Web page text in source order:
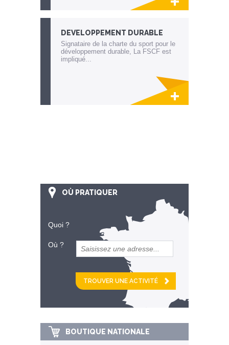
DEVELOPPEMENT DURABLE
Signataire de la charte du sport pour le
développement durable, La FSCF est
impliqué...
OÙ PRATIQUER
Quoi ?
Où ?
et
km alentour
BOUTIQUE NATIONALE